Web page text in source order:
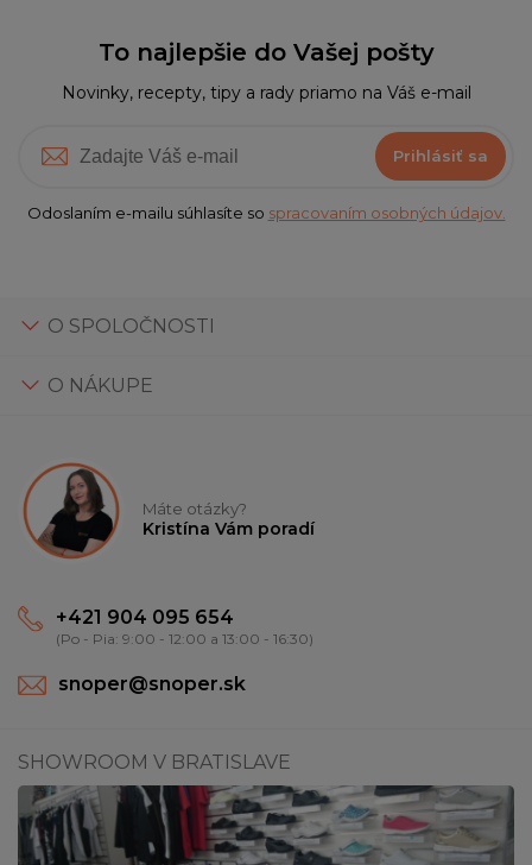
To najlepšie do Vašej pošty
Novinky, recepty, tipy a rady priamo na Váš e-mail
Prihlásiť sa
Odoslaním e-mailu súhlasíte so spracovaním osobných údajov.
O SPOLOČNOSTI
O NÁKUPE
Máte otázky?
Kristína Vám poradí
+421 904 095 654
(Po - Pia: 9:00 - 12:00 a 13:00 - 16:30)
snoper@snoper.sk
SHOWROOM V BRATISLAVE